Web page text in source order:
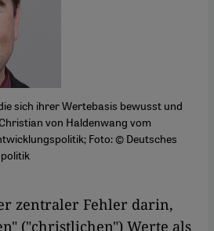
sich ihrer Wertebasis bewusst und
von Haldenwang vom
Foto: © Deutsches
zentraler Fehler darin,
("christlichen") Werte als